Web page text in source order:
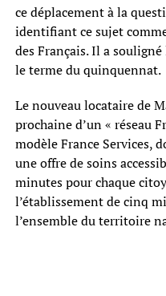
ce déplacement à la
identifiant ce sujet
des Français. Il a
le terme du quinquennat.
Le nouveau locataire de
prochaine d’un « réseau
modèle France Services,
une offre de soins
minutes pour chaque
l’établissement de cinq
l’ensemble du territoire